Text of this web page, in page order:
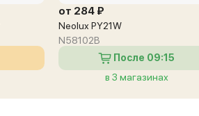
от 284 ₽
Neolux PY21W
N58102B
После 09:15
в 3 магазинах